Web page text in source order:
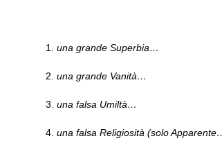
una grande Superbia…
una grande Vanità…
una falsa Umiltà…
una falsa Religiosità (solo